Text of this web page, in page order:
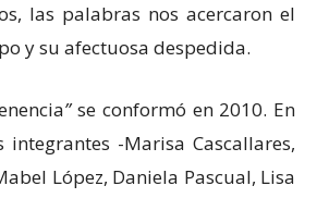
las palabras nos acercaron el
y su afectuosa despedida.
”se conformó en 2010. En
integrantes -Marisa Cascallares,
López, Daniela Pascual, Lisa